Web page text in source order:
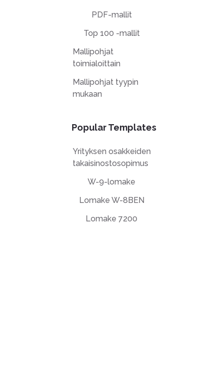
PDF-mallit
Top 100 -mallit
Mallipohjat
toimialoittain
Mallipohjat tyypin
mukaan
Popular Templates
Yrityksen osakkeiden
takaisinostosopimus
W-9-lomake
Lomake W-8BEN
Lomake 7200